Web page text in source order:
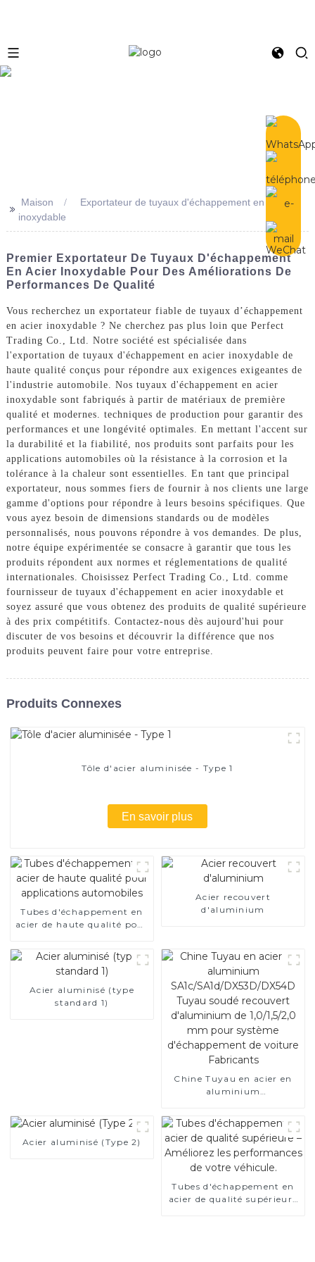
>> Maison
Exportateur de tuyaux d'échappement en acier
inoxydable
Premier Exportateur De Tuyaux D'échappement
En Acier Inoxydable Pour Des Améliorations De
Performances De Qualité
Vous recherchez un exportateur fiable de tuyaux d’échappement
en acier inoxydable ? Ne cherchez pas plus loin que Perfect
Trading Co., Ltd. Notre société est spécialisée dans
l'exportation de tuyaux d'échappement en acier inoxydable de
haute qualité conçus pour répondre aux exigences exigeantes de
l'industrie automobile. Nos tuyaux d'échappement en acier
inoxydable sont fabriqués à partir de matériaux de première
qualité et modernes. techniques de production pour garantir des
performances et une longévité optimales. En mettant l'accent sur
la durabilité et la fiabilité, nos produits sont parfaits pour les
applications automobiles où la résistance à la corrosion et la
tolérance à la chaleur sont essentielles. En tant que principal
exportateur, nous sommes fiers de fournir à nos clients une large
gamme d'options pour répondre à leurs besoins spécifiques. Que
vous ayez besoin de dimensions standards ou de modèles
personnalisés, nous pouvons répondre à vos demandes. De plus,
notre équipe expérimentée se consacre à garantir que tous les
produits répondent aux normes et réglementations de qualité
internationales. Choisissez Perfect Trading Co., Ltd. comme
fournisseur de tuyaux d'échappement en acier inoxydable et
soyez assuré que vous obtenez des produits de qualité supérieure
à des prix compétitifs. Contactez-nous dès aujourd'hui pour
discuter de vos besoins et découvrir la différence que nos
produits peuvent faire pour votre entreprise.
Produits Connexes
Tôle d'acier aluminisée - Type 1
En savoir plus
Tubes d'échappement en
acier de haute qualité pour
Acier recouvert
d'aluminium
Acier aluminisé (type
standard 1)
Chine Tuyau en acier en
aluminium
d'aluminium de 1,0/1,5/2,0
mm pour système
d'échappement de voiture
Fabricants
Acier aluminisé (Type 2)
Tubes d'échappement en
acier de qualité supérieure